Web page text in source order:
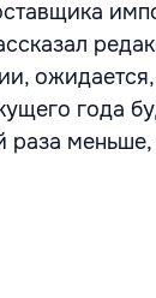
года
раза